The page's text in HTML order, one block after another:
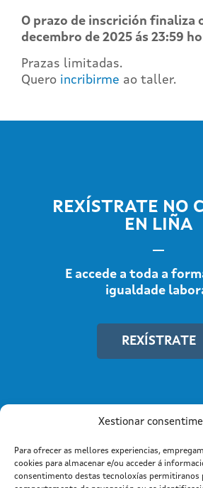
Xestionar
Para ofrecer as mellores experiencias,
cookies para almacenar e/ou acceder á
consentimento destas tecnoloxías permitiranos
O prazo de inscrición finaliza
decembro de 2025 ás 23:59
Prazas limitadas.
Quero incribirme ao taller.
REXÍSTRATE NO
EN LIÑA
E accede a toda a
igualdade
REXÍSTRATE